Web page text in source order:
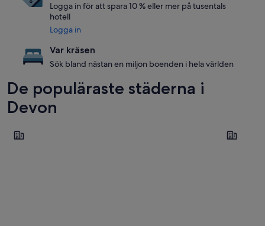
Logga in för att spara 10 % eller mer på tusentals
hotell
Logga in
Var kräsen
Sök bland nästan en miljon boenden i hela världen
De populäraste städerna i
Devon
Torquay Exeter